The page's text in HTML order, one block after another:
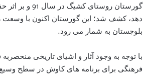
گورستان
بلوچستان به شمار می رود.
با توجه به وجود آثار و اشیای تاریخی
فرهنگی برای برنامه های کاوش در سطح